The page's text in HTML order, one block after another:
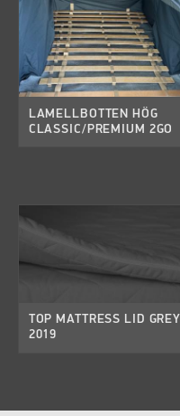
LAMELLBOTTEN HÖG
CLASSIC/PREMIUM 2GO
TOP MATTRESS LID GREY
2019